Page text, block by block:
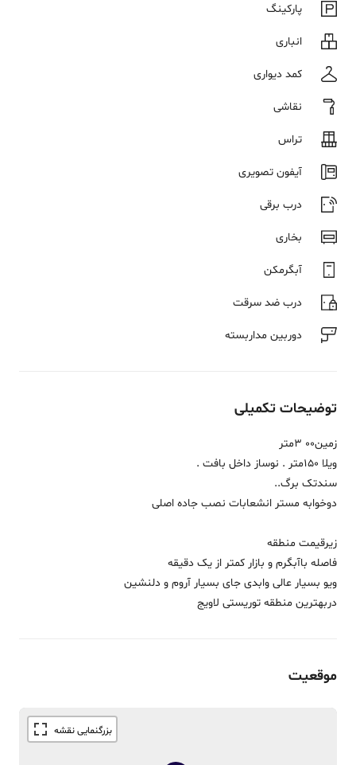
پارکینگ
انباری
کمد دیواری
نقاشی
تراس
آیفون تصویری
درب برقی
بخاری
آبگرمکن
درب ضد سرقت
دوربین مداربسته
توضیحات تکمیلی
زمین00 3متر
ویلا 150متر . نوساز داخل بافت .
سندتک برگ..
دوخوابه مستر انشعابات نصب جاده اصلی
زیرقیمت منطقه
فاصله باآبگرم و بازار کمتر از یک دقیقه
ویو بسیار عالی وابدی جای بسیار آروم و دلنشین
دربهترین منطقه توریستی لاویج
موقعیت